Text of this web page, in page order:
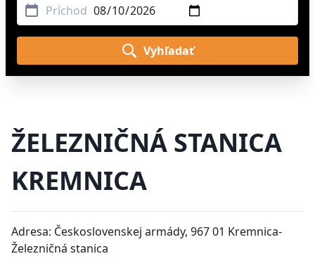
Príchod
Vyhľadať
ŽELEZNIČNÁ STANICA
KREMNICA
Adresa: Československej armády, 967 01 Kremnica-
Železničná stanica